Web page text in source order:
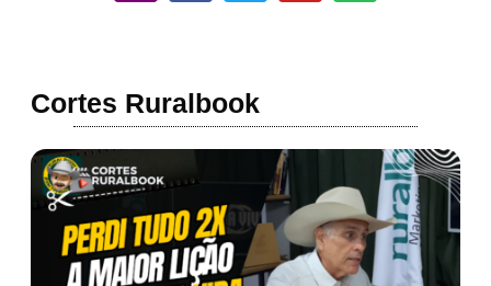
Cortes Ruralbook